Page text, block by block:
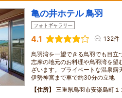
亀の井ホテル 鳥羽
フォトギャラリー
4.1 132件
鳥羽湾を一望できる鳥羽でも目立
志摩の地元のお料理や鳥羽湾を望
ざいます。プライベートな温泉露
伊勢神宮まで車で約30分の立地
住所
三重県鳥羽市安楽島町１